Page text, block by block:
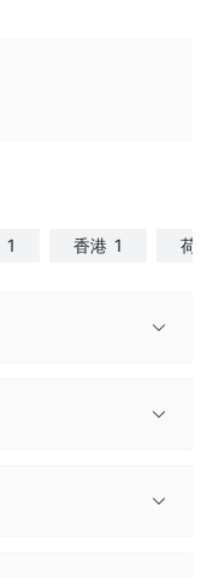
1 香港 1 荷